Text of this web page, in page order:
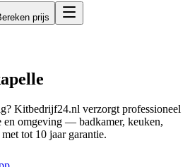
prijs
Kitbedrijf24.nl verzorgt professioneel
omgeving — badkamer, keuken,
tot 10 jaar garantie.